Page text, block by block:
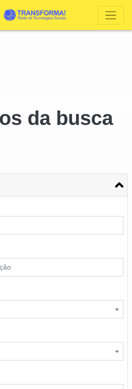
da busca